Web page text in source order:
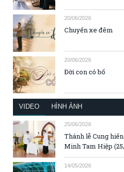
20/06/2026
Chuyến xe đêm
20/06/2026
Đời con có bố
VIDEO HÌNH ẢNH
25/06/2026
Thánh lễ Cung
Minh Tam Hiệp
14/05/2026